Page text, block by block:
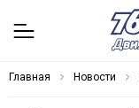
Главная Новости